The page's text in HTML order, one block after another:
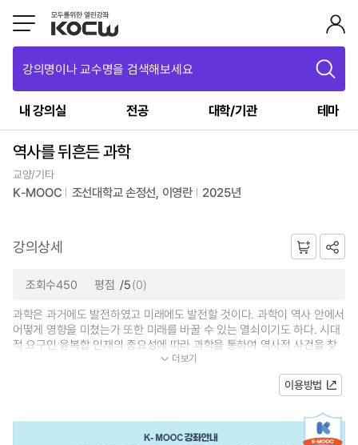
강의명이나 교수명을 검색해보세요
내 강의실 전공 대학/기관 테마
역사를 뒤흔든 과학
교양/기타
K-MOOC 조선대학교 손정선, 이영란 2025년
강의상세
조회수450 평점 /5(0)
과학은 과거에도 발전하였고 미래에도 발전할 것이다. 과학이 역사 안에서
어떻게 영향을 미쳤는가 또한 미래를 바꿀 수 있는 열쇠이기도 하다. 시대
적 요구인 융복합 인재의 중요성에 따라 과학을 통하여 역사적 사건을 찾
아보는 융복합적 사고를 기르고...
더보기
이용방법